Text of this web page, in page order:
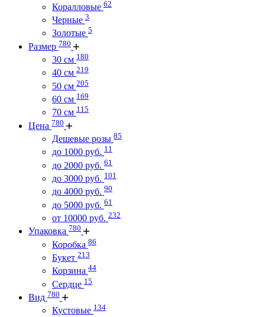
Коралловые 62
Черные 3
Золотые 5
Размер 780
30 см 180
40 см 219
50 см 205
60 см 169
70 см 115
Цена 780
Дешевые розы 85
до 1000 руб. 11
до 2000 руб. 61
до 3000 руб. 101
до 4000 руб. 90
до 5000 руб. 61
от 10000 руб. 232
Упаковка 780
Коробка 86
Букет 213
Корзина 44
Сердце 15
Вид 780
Кустовые 134